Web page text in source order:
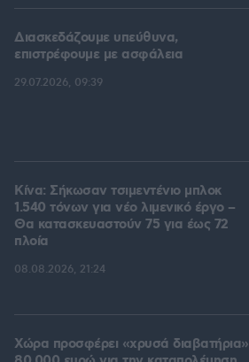
Διασκεδάζουμε υπεύθυνα,
επιστρέφουμε με ασφάλεια
29.07.2026, 09:39
Κίνα: Σήκωσαν τσιμεντένιο μπλοκ
1.540 τόνων για νέο λιμενικό έργο –
Θα κατασκευαστούν 75 για έως 72
πλοία
08.08.2026, 21:24
Χώρα προσφέρει «χρυσά διαβατήρια»